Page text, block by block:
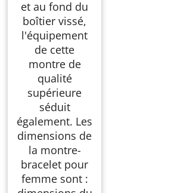
et au fond du
boîtier vissé,
l'équipement
de cette
montre de
qualité
supérieure
séduit
également. Les
dimensions de
la montre-
bracelet pour
femme sont :